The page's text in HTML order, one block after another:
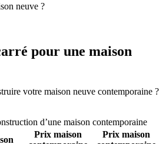
neuve ?
pour une maison
votre maison neuve contemporaine ?
d’une maison contemporaine
Prix maison
Prix maison